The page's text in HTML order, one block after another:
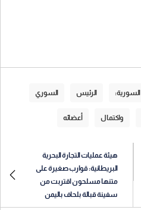
السورية: الرئيس السوري
واكتمال أعضائه
هيئة عمليات التجارة البحرية
البريطانية: قوارب صغيرة على
متنها مسلحون اقتربت من
سفينة قبالة بلحاف باليمن